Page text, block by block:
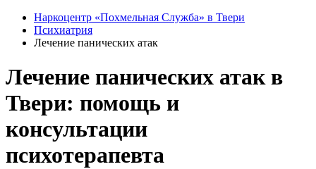
Наркоцентр «Похмельная Служба» в Твери
Психиатрия
Лечение панических атак
Лечение панических атак в
Твери: помощь и
консультации
психотерапевта